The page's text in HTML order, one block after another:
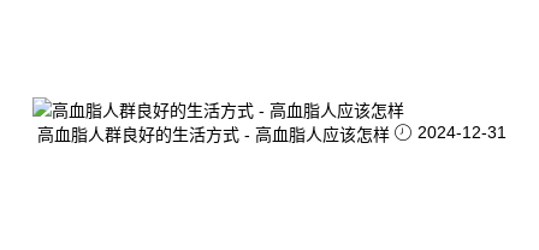
高血脂人群良好的生活方式 - 高血脂人应该怎样 2024-12-31